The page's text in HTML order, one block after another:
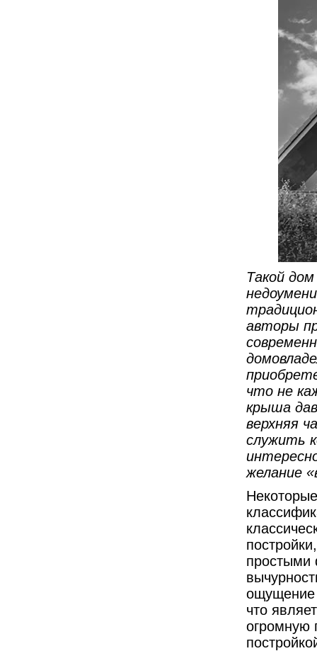
Такой
авторы
что не
крыша
верхняя
служить
желание
ощущение
что
огромную